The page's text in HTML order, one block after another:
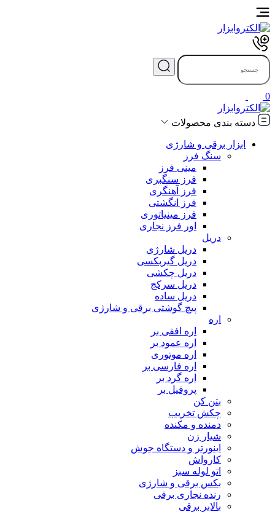
0
دسته بندی محصولات
ابزار برقی و شارژی
سنگ فرز
مینی فرز
فرز سنگبری
فرز آهنگری
فرز انگشتی
فرز مینیاتوری
اور فرز نجاری
دریل
دریل شارژی
دریل گیربکسی
دریل چکشی
دریل سرکج
دریل ساده
پیچ گوشتی برقی و شارژی
اره
اره افقی بر
اره عمود بر
اره موتوری
اره فارسی بر
اره گرد بر
پروفیل بر
بتن کن
چکش تخریب
دمنده و مکنده
شیار زن
اینورتر و دستگاه جوش
کارواش
اتو لوله سبز
بکس برقی و شارژی
رنده نجاری برقی
بالابر برقی